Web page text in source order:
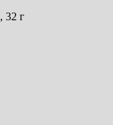
32 г